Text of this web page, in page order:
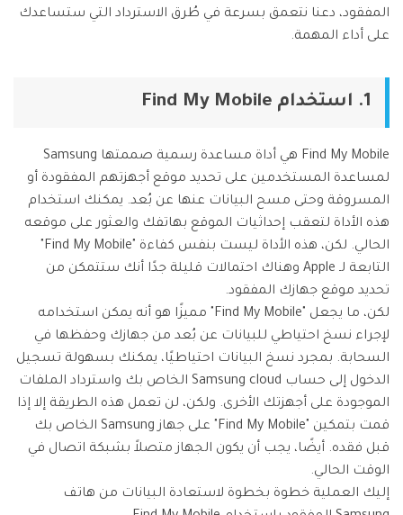
المفقود، دعنا نتعمق بسرعة في طُرق الاسترداد التي ستساعدك
على أداء المهمة.
1. استخدام Find My Mobile
Find My Mobile هي أداة مساعدة رسمية صممتها Samsung
لمساعدة المستخدمين على تحديد موقع أجهزتهم المفقودة أو
المسروقة وحتى مسح البيانات عنها عن بُعد. يمكنك استخدام
هذه الأداة لتعقب إحداثيات الموقع بهاتفك والعثور على موقعه
التابعة لـ Apple وهناك احتمالات قليلة جدًا أنك ستتمكن من
تحديد موقع جهازك المفقود.
لكن، ما يجعل "Find My Mobile" مميزًا هو أنه يمكن استخدامه
لإجراء نسخ احتياطي للبيانات عن بُعد من جهازك وحفظها في
السحابة. بمجرد نسخ البيانات احتياطيًا، يمكنك بسهولة تسجيل
الدخول إلى حساب Samsung cloud الخاص بك واسترداد الملفات
الموجودة على أجهزتك الأخرى. ولكن، لن تعمل هذه الطريقة إلا إذا
قمت بتمكين "Find My Mobile" على جهاز Samsung الخاص بك
قبل فقده. أيضًا، يجب أن يكون الجهاز متصلاً بشبكة اتصال في
الوقت الحالي.
إليك العملية خطوة بخطوة لاستعادة البيانات من هاتف